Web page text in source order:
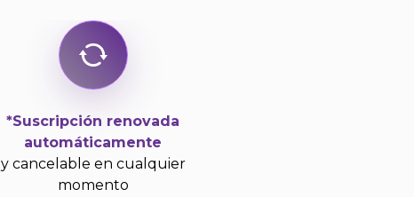
*Suscripción renovada
automáticamente
y cancelable en cualquier
momento